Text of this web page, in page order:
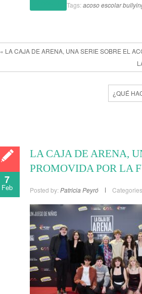
Tags: acoso escolar
« LA CAJA DE ARENA, UNA SERIE SOBRE EL
¿QUÉ
7
Feb
LA CAJA DE ARENA,
PROMOVIDA POR LA
Posted by: Patricia Peyró